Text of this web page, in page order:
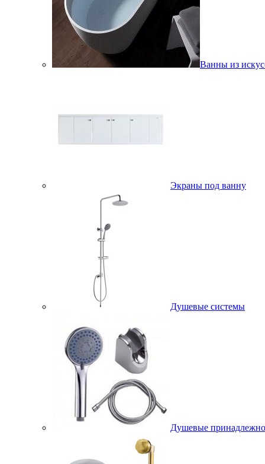
Ванны из
Экраны под ванну
Душевые системы
Душевые